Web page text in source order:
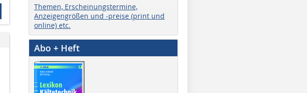
Themen, Erscheinungstermine,
Anzeigengrößen und -preise (print und
online) etc.
Abo + Heft